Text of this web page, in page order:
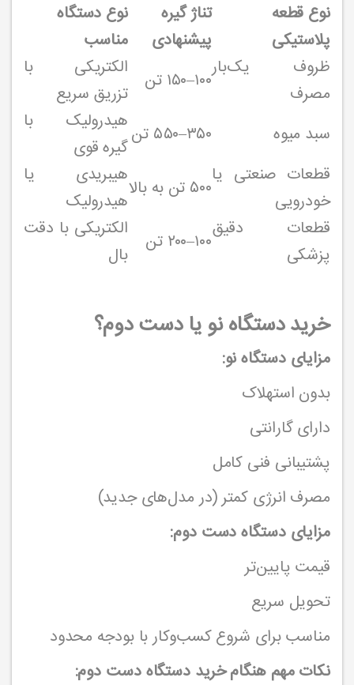
نوع قطعه
پلاستیکی
تناژ گیره
پیشنهادی
نوع دستگاه
مناسب
ظروف یک‌بار
مصرف
۱۰۰–۱۵۰ تن
الکتریکی با
تزریق سریع
سبد میوه
۳۵۰–۵۵۰ تن
هیدرولیک با
گیره قوی
قطعات صنعتی یا
خودرویی
۵۰۰ تن به بالا
هیبریدی یا
هیدرولیک
قطعات دقیق
پزشکی
۱۰۰–۲۰۰ تن
الکتریکی با دقت
بال
خرید دستگاه نو یا دست دوم؟
مزایای دستگاه نو:
بدون استهلاک
دارای گارانتی
پشتیبانی فنی کامل
مصرف انرژی کمتر (در مدل‌های جدید)
مزایای دستگاه دست دوم:
قیمت پایین‌تر
تحویل سریع
مناسب برای شروع کسب‌وکار با بودجه محدود
نکات مهم هنگام خرید دستگاه دست دوم: